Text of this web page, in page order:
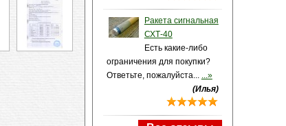
Ракета сигнальная
СХТ-40
Есть какие-либо
ограничения для покупки?
Ответьте, пожалуйста... ...»
(Илья)